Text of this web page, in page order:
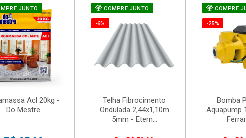
JUNTO
Acl 20kg -
Do Mestre
COMPRE JUNTO
-6%
Telha Fibrocimento
Ondulada 2,44x1,10m
5mm - Etern...
COMPRE
-25%
Bomba
Aquapump